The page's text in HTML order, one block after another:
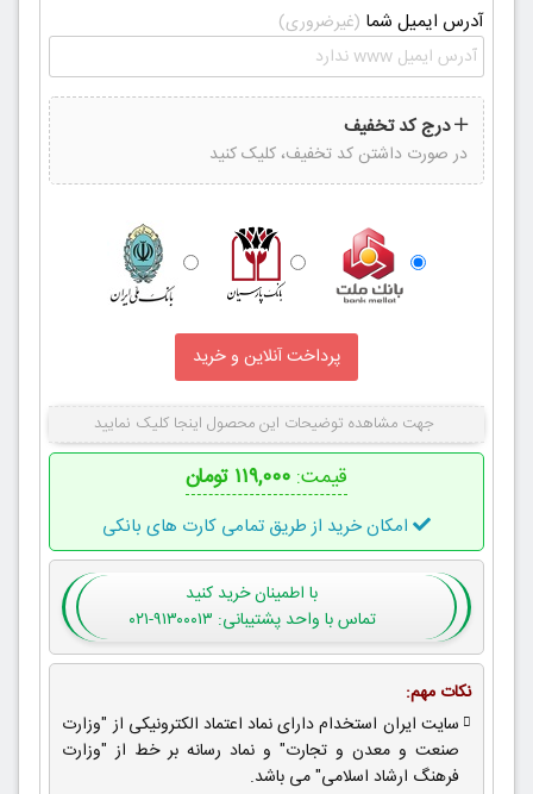
آدرس ایمیل شما (غیرضروری)
درج کد تخفیف
در صورت داشتن کد تخفیف، کلیک کنید
جهت مشاهده توضیحات این محصول اینجا کلیک نمایید
قیمت: ۱۱۹,۰۰۰ تومان
امکان خرید از طریق تمامی کارت های بانکی
با اطمینانخرید کنید
تماس با واحد پشتیبانی: ۹۱۳۰۰۰۱۳-۰۲۱
نکات مهم:
سایت ایران استخدام دارای نماد اعتماد الکترونیکی از "وزارت
صنعت و معدن و تجارت" و نماد رسانه بر خط از "وزارت
فرهنگ ارشاد اسلامی" می باشد.